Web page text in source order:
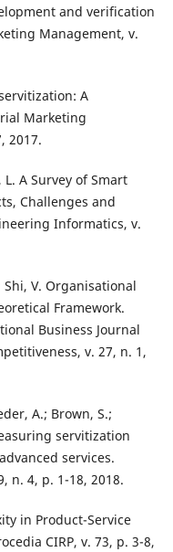
and verification
Management, v.
A
Marketing
2017.
L. A Survey of Smart
Challenges and
Informatics, v.
Shi, V. Organisational
Framework.
Business Journal
v. 27, n. 1,
A.; Brown, S.;
servitization
services.
n. 4, p. 1-18, 2018.
in Product-Service
CIRP, v. 73, p. 3-8,